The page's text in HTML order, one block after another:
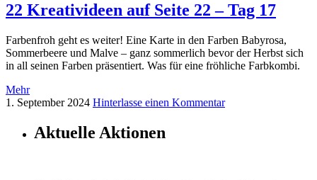
22 Kreativideen auf Seite 22 – Tag 17
Farbenfroh geht es weiter! Eine Karte in den Farben Babyrosa,
Sommerbeere und Malve – ganz sommerlich bevor der Herbst sich
in all seinen Farben präsentiert. Was für eine fröhliche Farbkombi.
Mehr
1. September 2024 Hinterlasse einen Kommentar
Aktuelle Aktionen